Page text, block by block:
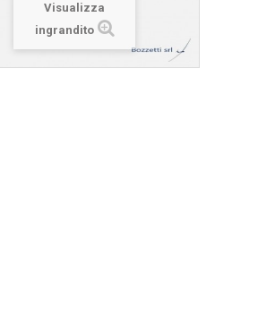
Visualizza
ingrandito